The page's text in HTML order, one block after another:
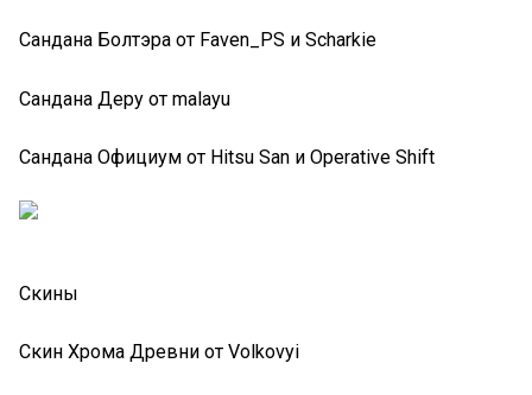
Сандана Болтэра от Faven_PS и Scharkie
Сандана Деру от malayu
Сандана Официум от Hitsu San и Operative Shift
Скины
Скин Хрома Древни от Volkovyi